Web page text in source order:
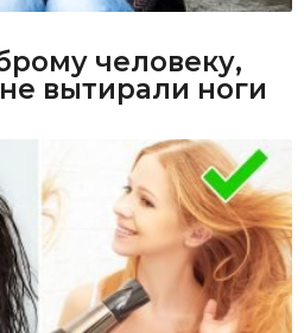
человеку,
вытирали ноги